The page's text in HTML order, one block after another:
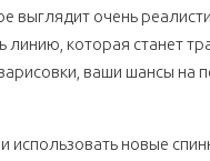
выглядит очень
линию, которая станет
ваши шансы на
новые